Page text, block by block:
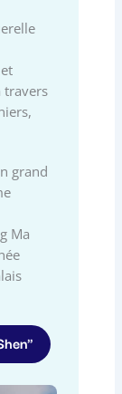
travers
grand
Ma